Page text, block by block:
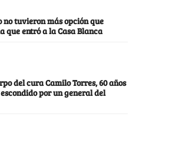
no tuvieron más opción que
entró a la Casa Blanca
del cura Camilo Torres, 60 años
por un general del